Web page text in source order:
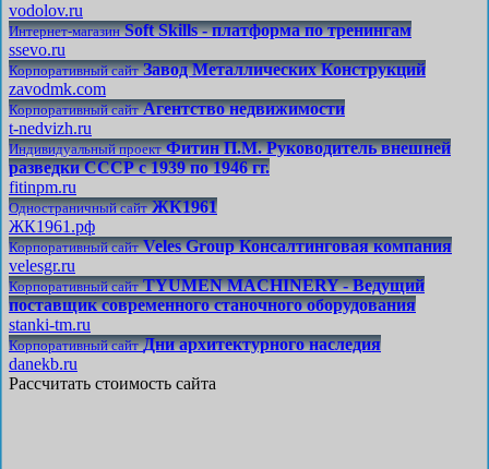
vodolov.ru
Интернет-магазин Soft Skills - платформа по тренингам
ssevo.ru
Корпоративный сайт Завод Металлических Конструкций
zavodmk.com
Корпоративный сайт Агентство недвижимости
t-nedvizh.ru
Индивидуальный проект Фитин П.М. Руководитель внешней
разведки СССР с 1939 по 1946 гг.
fitinpm.ru
Одностраничный сайт ЖК1961
ЖК1961.рф
Корпоративный сайт Veles Group Консалтинговая компания
velesgr.ru
Корпоративный сайт TYUMEN MACHINERY - Ведущий
поставщик современного станочного оборудования
stanki-tm.ru
Корпоративный сайт Дни архитектурного наследия
danekb.ru
Рассчитать стоимость сайта